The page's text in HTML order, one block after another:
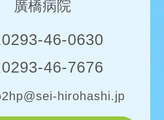
廣橋病院
0293-46-0630
0293-46-7676
hirohashi.jp